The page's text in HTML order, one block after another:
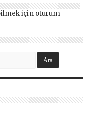
için oturum